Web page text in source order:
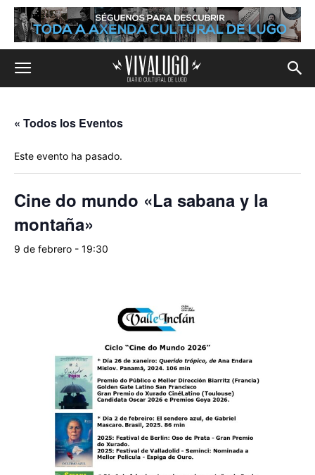
« Todos los Eventos
Este evento ha pasado.
Cine do mundo «La sabana y la
montaña»
9 de febrero - 19:30